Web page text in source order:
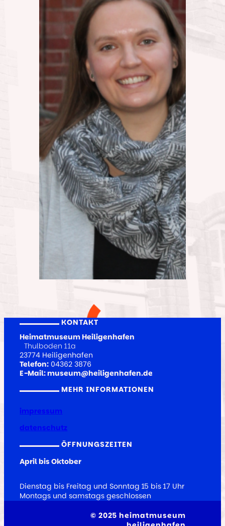
KONTAKT
Heimatmuseum Heiligenhafen
Thulboden 11a
23774 Heiligenhafen
Telefon: 04362 3876
E-Mail: museum@heiligenhafen.de
MEHR INFORMATIONEN
impressum
datenschutz
ÖFFNUNGSZEITEN
April bis Oktober
Dienstag bis Freitag und Sonntag 15 bis 17 Uhr
Montags und samstags geschlossen
© 2025 heimatmuseum